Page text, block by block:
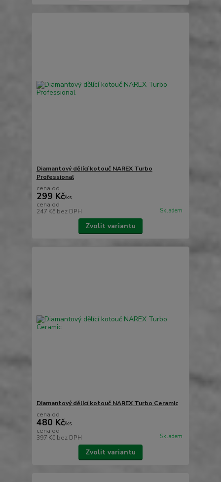
Diamantový dělící kotouč NAREX Turbo
Professional
cena od
299 Kč/ks
cena od
247 Kč bez DPH Skladem
Zvolit variantu
Diamantový dělící kotouč NAREX Turbo Ceramic
cena od
480 Kč/ks
cena od
397 Kč bez DPH Skladem
Zvolit variantu